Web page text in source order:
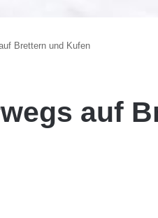
Brettern und Kufen
auf